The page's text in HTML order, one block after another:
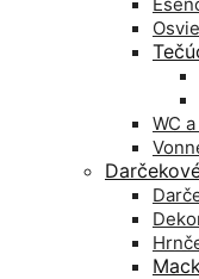
WC